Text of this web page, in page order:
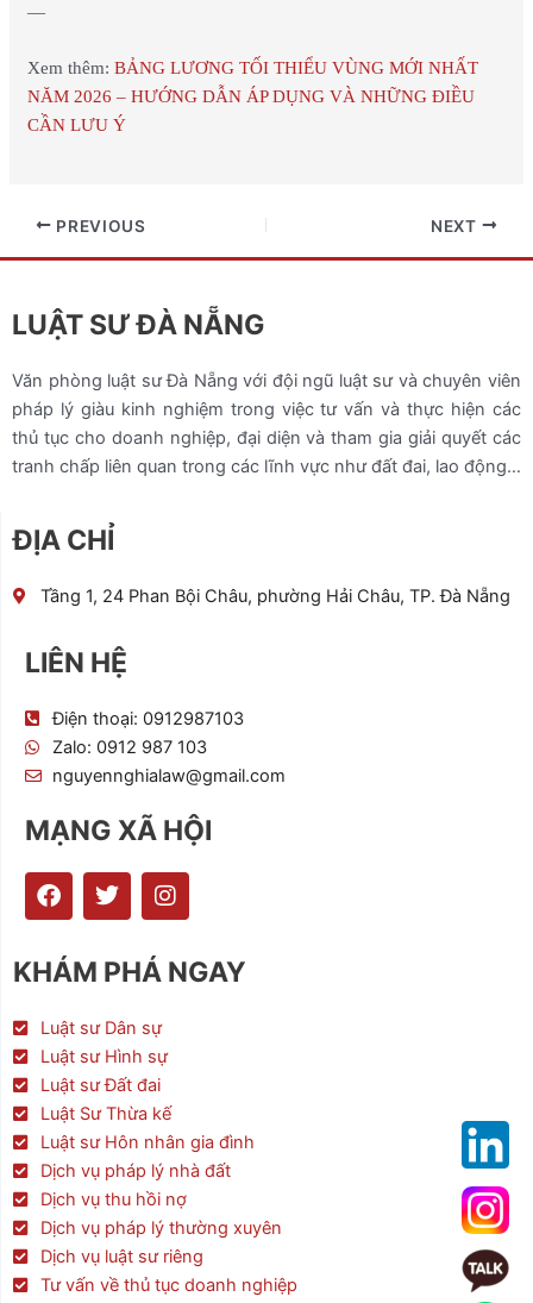
—
Xem thêm: BẢNG LƯƠNG TỐI THIỂU VÙNG MỚI NHẤT
NĂM 2026 – HƯỚNG DẪN ÁP DỤNG VÀ NHỮNG ĐIỀU
CẦN LƯU Ý
PREVIOUS NEXT
LUẬT SƯ ĐÀ NẴNG
Văn phòng luật sư Đà Nẵng với đội ngũ luật sư và chuyên viên
pháp lý giàu kinh nghiệm trong việc tư vấn và thực hiện các
thủ tục cho doanh nghiệp, đại diện và tham gia giải quyết các
tranh chấp liên quan trong các lĩnh vực như đất đai, lao động…
ĐỊA CHỈ
Tầng 1, 24 Phan Bội Châu, phường Hải Châu, TP. Đà Nẵng
LIÊN HỆ
Điện thoại: 0912987103
Zalo: 0912 987 103
nguyennghialaw@gmail.com
MẠNG XÃ HỘI
F
a
e
b
o
k
T
w
t
t
r
I
n
t
a
a
KHÁM PHÁ NGAY
Luật sư Dân sự
Luật sư Hình sự
Luật sư Đất đai
Luật Sư Thừa kế
Luật sư Hôn nhân gia đình
Dịch vụ pháp lý nhà đất
Dịch vụ thu hồi nợ
Dịch vụ pháp lý thường xuyên
Dịch vụ luật sư riêng
Tư vấn về thủ tục doanh nghiệp